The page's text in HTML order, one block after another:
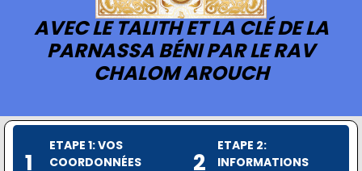
AVEC LE TALITH ET LA CLÉ DE LA
PARNASSA BÉNI PAR LE RAV
CHALOM AROUCH
1
ETAPE 1: VOS
COORDONNÉES
2
ETAPE 2:
INFORMATIONS